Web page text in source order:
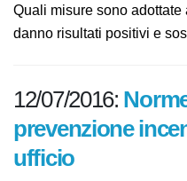
Quali misure sono
danno risultati positivi e
12/07/2016:
prevenzione
di ufficio